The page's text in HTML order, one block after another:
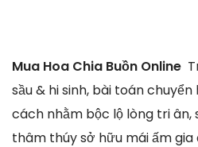
Mua Hoa Chia Buồn Online
sầu & hi sinh, bài toán
cách nhằm bộc lộ lòng tri ân,
thâm thúy sở hữu mái ấm